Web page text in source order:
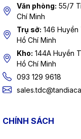
Văn phòng: 55/7
Chí Minh
Trụ sở: 146
Hồ Chí Minh
Kho: 144A Huyền
Hồ Chí Minh
093 129 9618
CHÍNH SÁCH